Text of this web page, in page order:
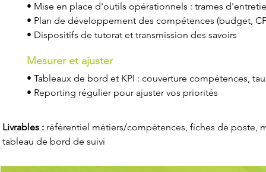
• Mise en place d'outils opérationnels : trames
• Plan de développement des compétences (budget,
• Dispositifs de tutorat et transmission des savoirs
Mesurer et ajuster
• Tableaux de bord et KPI : couverture compétences,
• Reporting régulier pour ajuster vos priorités
Livrables : référentiel métiers/compétences, fiches de poste,
tableau de bord de suivi